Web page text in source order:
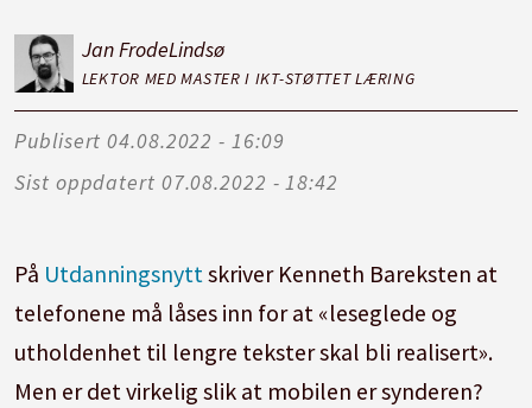
Jan FrodeLindsø
LEKTOR MED MASTER I IKT-STØTTET LÆRING
Publisert
04.08.2022 - 16:09
Sist oppdatert
07.08.2022 - 18:42
På Utdanningsnyttskriver Kenneth Bareksten at
telefonene må låses inn for at «leseglede og
utholdenhet til lengre tekster skal bli realisert».
Men er det virkelig slik at mobilen er synderen?